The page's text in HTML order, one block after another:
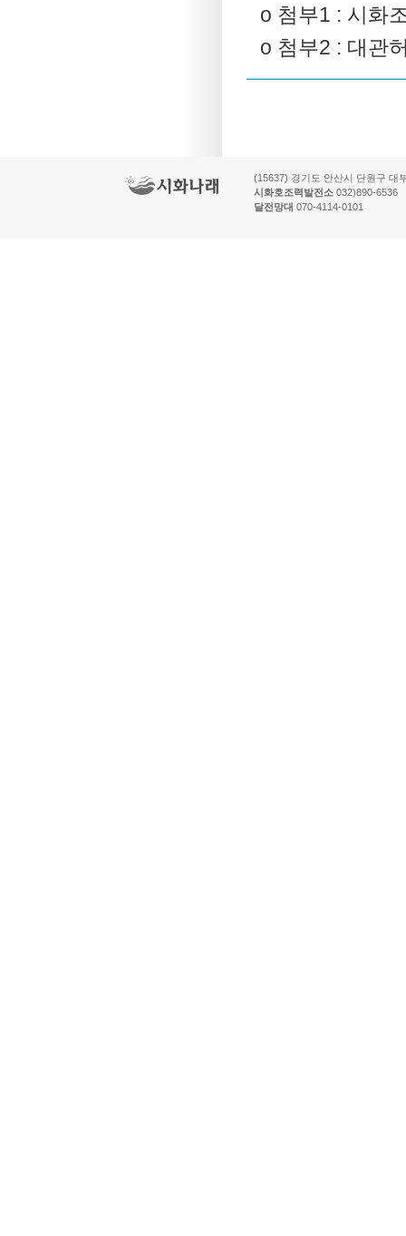
o 첨부1 : 시화
o 첨부2 : 대관
(15637) 경기도 안산시 단원구 대
시화호조력발전소 032)890-6536
달전망대 070-4114-0101